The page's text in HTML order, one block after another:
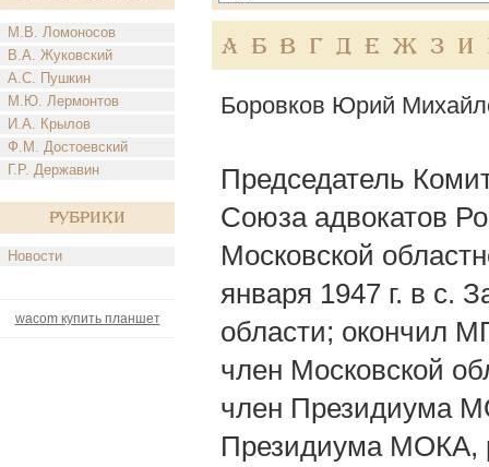
М.В. Ломоносов
В.А. Жуковский
А.С. Пушкин
М.Ю. Лермонтов
И.А. Крылов
Ф.М. Достоевский
Г.Р. Державин
Рубрики
Новости
wacom купить планшет
А Б В Г Д Е Ж З И
Боровков Юрий
Председатель
Союза адвокатов
Московской
января 1947 г. в с.
области; окончил
член Московской
член Президиума
Президиума МОКА,